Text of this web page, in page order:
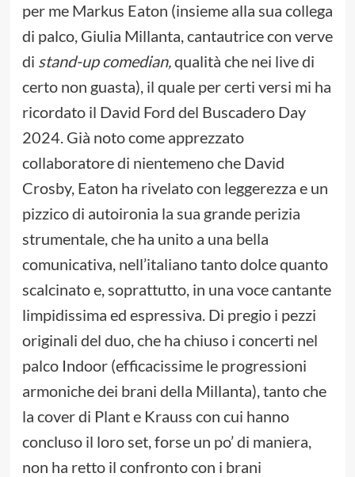
per me Markus Eaton (insieme alla sua collega
di palco, Giulia Millanta, cantautrice con verve
di stand-up comedian,qualità che nei live di
certo non guasta), il quale per certi versi mi ha
ricordato il David Ford del Buscadero Day
2024. Già noto come apprezzato
collaboratore di nientemeno che David
Crosby, Eaton ha rivelato con leggerezza e un
pizzico di autoironia la sua grande perizia
strumentale, che ha unito a una bella
comunicativa, nell’italiano tanto dolce quanto
scalcinato e, soprattutto, in una voce cantante
limpidissima ed espressiva. Di pregio i pezzi
originali del duo, che ha chiuso i concerti nel
palco Indoor (efficacissime le progressioni
armoniche dei brani della Millanta), tanto che
la cover di Plant e Krauss con cui hanno
concluso il loro set, forse un po’ di maniera,
non ha retto il confronto con i brani